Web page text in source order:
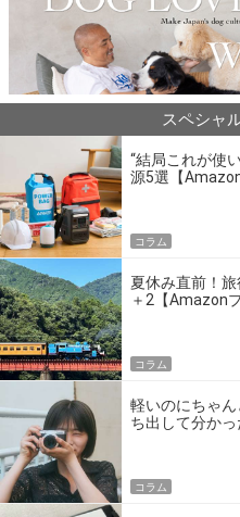
スペシャ
“結局これが使
源5選【
コラム
夏休み直前！
＋2【Amazon
コラム
軽いのにちゃ
ち出して分かっ
コラム